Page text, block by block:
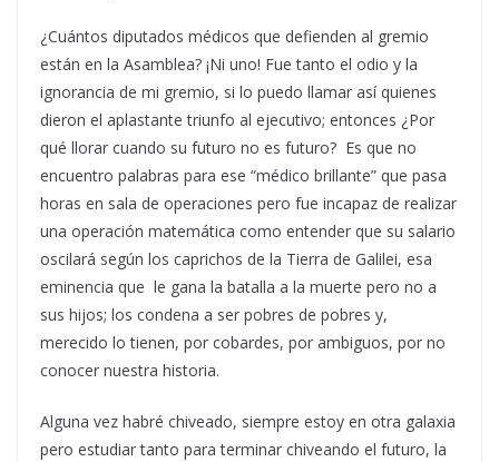
¿Cuántos diputados médicos que defienden al gremio
están en la Asamblea? ¡Ni uno! Fue tanto el odio y la
ignorancia de mi gremio, si lo puedo llamar así quienes
dieron el aplastante triunfo al ejecutivo; entonces ¿Por
qué llorar cuando su futuro no es futuro? Es que no
encuentro palabras para ese “médico brillante” que pasa
horas en sala de operaciones pero fue incapaz de realizar
una operación matemática como entender que su salario
oscilará según los caprichos de la Tierra de Galilei, esa
eminencia que le gana la batalla a la muerte pero no a
sus hijos; los condena a ser pobres de pobres y,
merecido lo tienen, por cobardes, por ambiguos, por no
conocer nuestra historia.
Alguna vez habré chiveado, siempre estoy en otra galaxia
pero estudiar tanto para terminar chiveando el futuro, la